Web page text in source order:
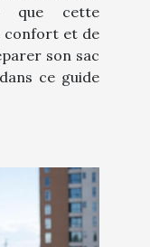
que cette
confort et de
son sac
ce guide